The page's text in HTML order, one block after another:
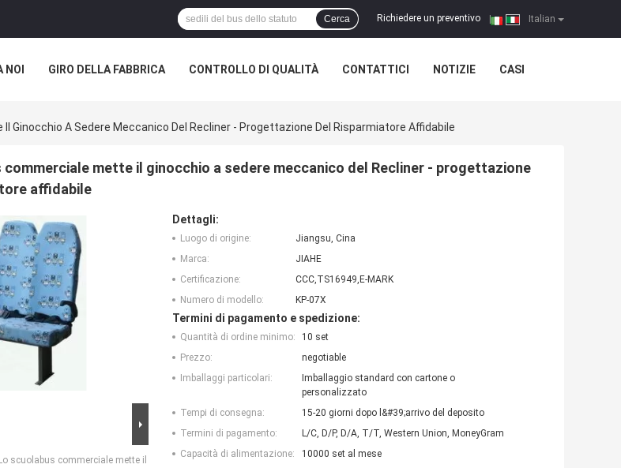
Italian
Richiedere un preventivo |
Cerca
NOI GIRO DELLA FABBRICA CONTROLLO DI QUALITÀ CONTATTICI NOTIZIE CASI
Ginocchio A Sedere Meccanico Del Recliner - Progettazione Del Risparmiatore Affidabile
commerciale mette il ginocchio a sedere meccanico del Recliner - progettazione
affidabile
Lo scuolabus commerciale mette il
Dettagli:
Luogo di origine:
Jiangsu, Cina
Marca:
JIAHE
Certificazione:
CCC,TS16949,E-MARK
Numero di modello:
KP-07X
Termini di pagamento e spedizione:
Quantità di ordine minimo:
10 set
Prezzo:
negotiable
Imballaggi particolari:
Imballaggio standard con cartone o
personalizzato
Tempi di consegna:
15-20 giorni dopo l&#39;arrivo del deposito
Termini di pagamento:
L/C, D/P, D/A, T/T, Western Union, MoneyGram
Capacità di alimentazione:
10000 set al mese